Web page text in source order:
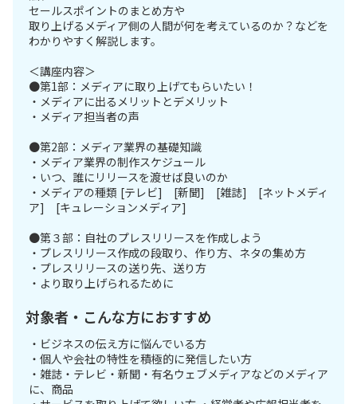
セールスポイントのまとめ方や
取り上げるメディア側の人間が何を考えているのか？などを
わかりやすく解説します。
＜講座内容＞
●第1部：メディアに取り上げてもらいたい！
・メディアに出るメリットとデメリット
・メディア担当者の声
●第2部：メディア業界の基礎知識
・メディア業界の制作スケジュール
・いつ、誰にリリースを渡せば良いのか
・メディアの種類 [テレビ] [新聞] [雑誌] [ネットメディ
ア] [キュレーションメディア]
●第３部：自社のプレスリリースを作成しよう
・プレスリリース作成の段取り、作り方、ネタの集め方
・プレスリリースの送り先、送り方
・より取り上げられるために
対象者・こんな方におすすめ
・ビジネスの伝え方に悩んでいる方
・個人や会社の特性を積極的に発信したい方
・雑誌・テレビ・新聞・有名ウェブメディアなどのメディア
に、商品